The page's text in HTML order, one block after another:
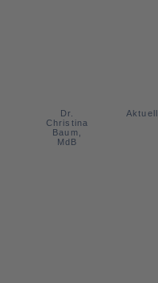
Dr.
Christina
Baum,
MdB
Aktuell